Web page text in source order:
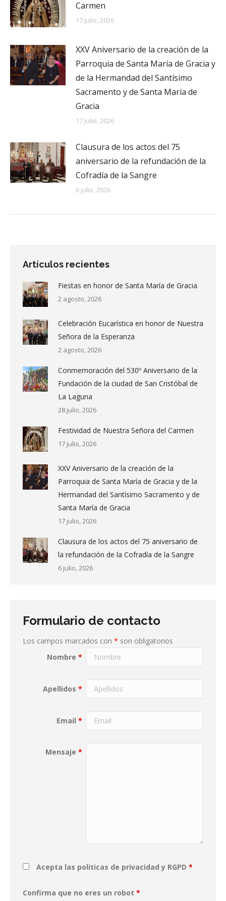
Carmen
17 julio, 2026
XXV Aniversario de la creación de la
Parroquia de Santa María de Gracia y
de la Hermandad del Santísimo
Sacramento y de Santa María de
Gracia
17 julio, 2026
Clausura de los actos del 75
aniversario de la refundación de la
Cofradía de la Sangre
6 julio, 2026
Artículos recientes
Fiestas en honor de Santa María de Gracia
2 agosto, 2026
Celebración Eucarística en honor de Nuestra
Señora de la Esperanza
2 agosto, 2026
Conmemoración del 530º Aniversario de la
Fundación de la ciudad de San Cristóbal de
La Laguna
28 julio, 2026
Festividad de Nuestra Señora del Carmen
17 julio, 2026
XXV Aniversario de la creación de la
Parroquia de Santa María de Gracia y de la
Hermandad del Santísimo Sacramento y de
Santa María de Gracia
17 julio, 2026
Clausura de los actos del 75 aniversario de
la refundación de la Cofradía de la Sangre
6 julio, 2026
Formulario de contacto
Los campos marcados con * son obligatorios
Nombre*
Apellidos*
Email*
Mensaje*
Acepta las politicas de privacidad y RGPD *
Confirma que no eres un robot *